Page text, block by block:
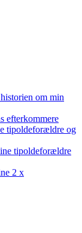
om min
efterkommere
tipoldeforældre og
tipoldeforældre
2 x